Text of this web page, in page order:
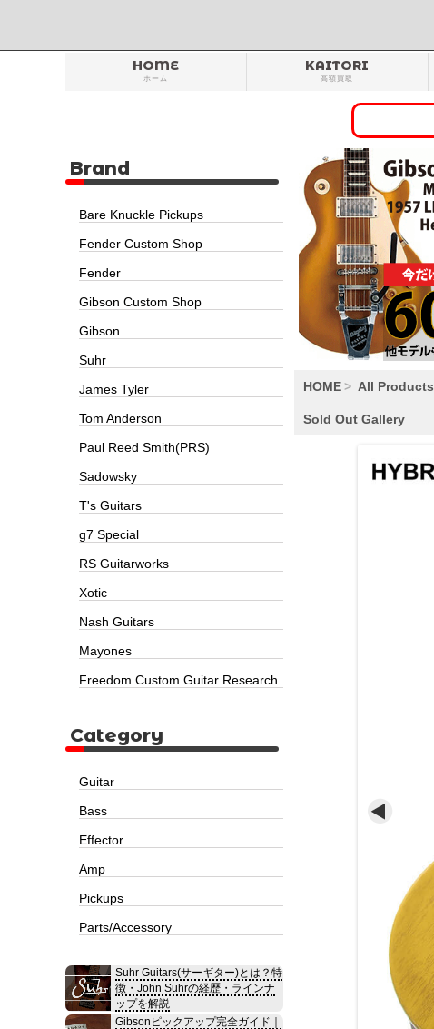
HOME
ホーム
KAITORI
高額買取
HOME All Products
Sold Out Gallery
Brand
Bare Knuckle Pickups
Fender Custom Shop
Fender
Gibson Custom Shop
Gibson
Suhr
James Tyler
Tom Anderson
Paul Reed Smith(PRS)
Sadowsky
T's Guitars
g7 Special
RS Guitarworks
Xotic
Nash Guitars
Mayones
Freedom Custom Guitar Research
Category
Guitar
Bass
Effector
Amp
Pickups
Parts/Accessory
Suhr Guitars(サーギター)とは？特
徴・John Suhrの経歴・ラインナ
ップを解説
Gibsonピックアップ完全ガイド｜